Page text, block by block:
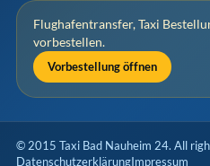
Flughafentransfer, Taxi
vorbestellen.
Vorbestellung öffnen
© 2015 Taxi Bad Nauheim 24. All
DatenschutzerklärungImpressum